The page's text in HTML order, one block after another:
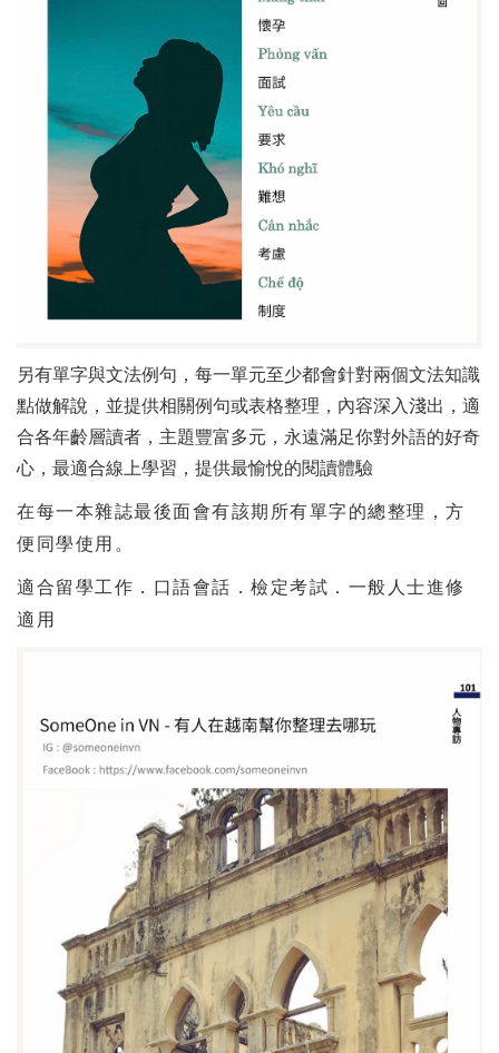
另有單字與文法例句，每一單元至少都會針對兩個文法知識
點做解說，並提供相關例句或表格整理，內容深入淺出，適
合各年齡層讀者，主題豐富多元，永遠滿足你對外語的好奇
心，最適合線上學習，提供最愉悅的閱讀體驗
在每一本雜誌最後面會有該期所有單字的總整理，方
便同學使用。
適合留學工作．口語會話．檢定考試．一般人士進修
適用